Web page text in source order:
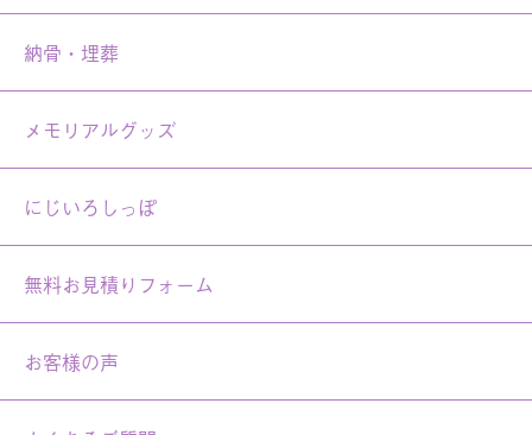
納骨・埋葬
メモリアルグッズ
にじいろしっぽ
無料お見積りフォーム
お客様の声